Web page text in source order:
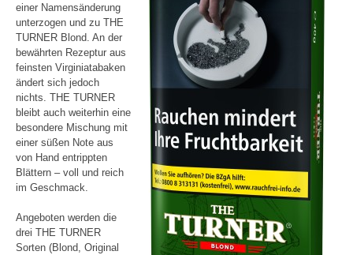
einer Namensänderung
unterzogen und zu THE
TURNER Blond. An der
bewährten Rezeptur aus
feinsten Virginiatabaken
ändert sich jedoch
nichts. THE TURNER
bleibt auch weiterhin eine
besondere Mischung mit
einer süßen Note aus
von Hand entrippten
Blättern – voll und reich
im Geschmack.
Angeboten werden die
drei THE TURNER
Sorten (Blond, Original